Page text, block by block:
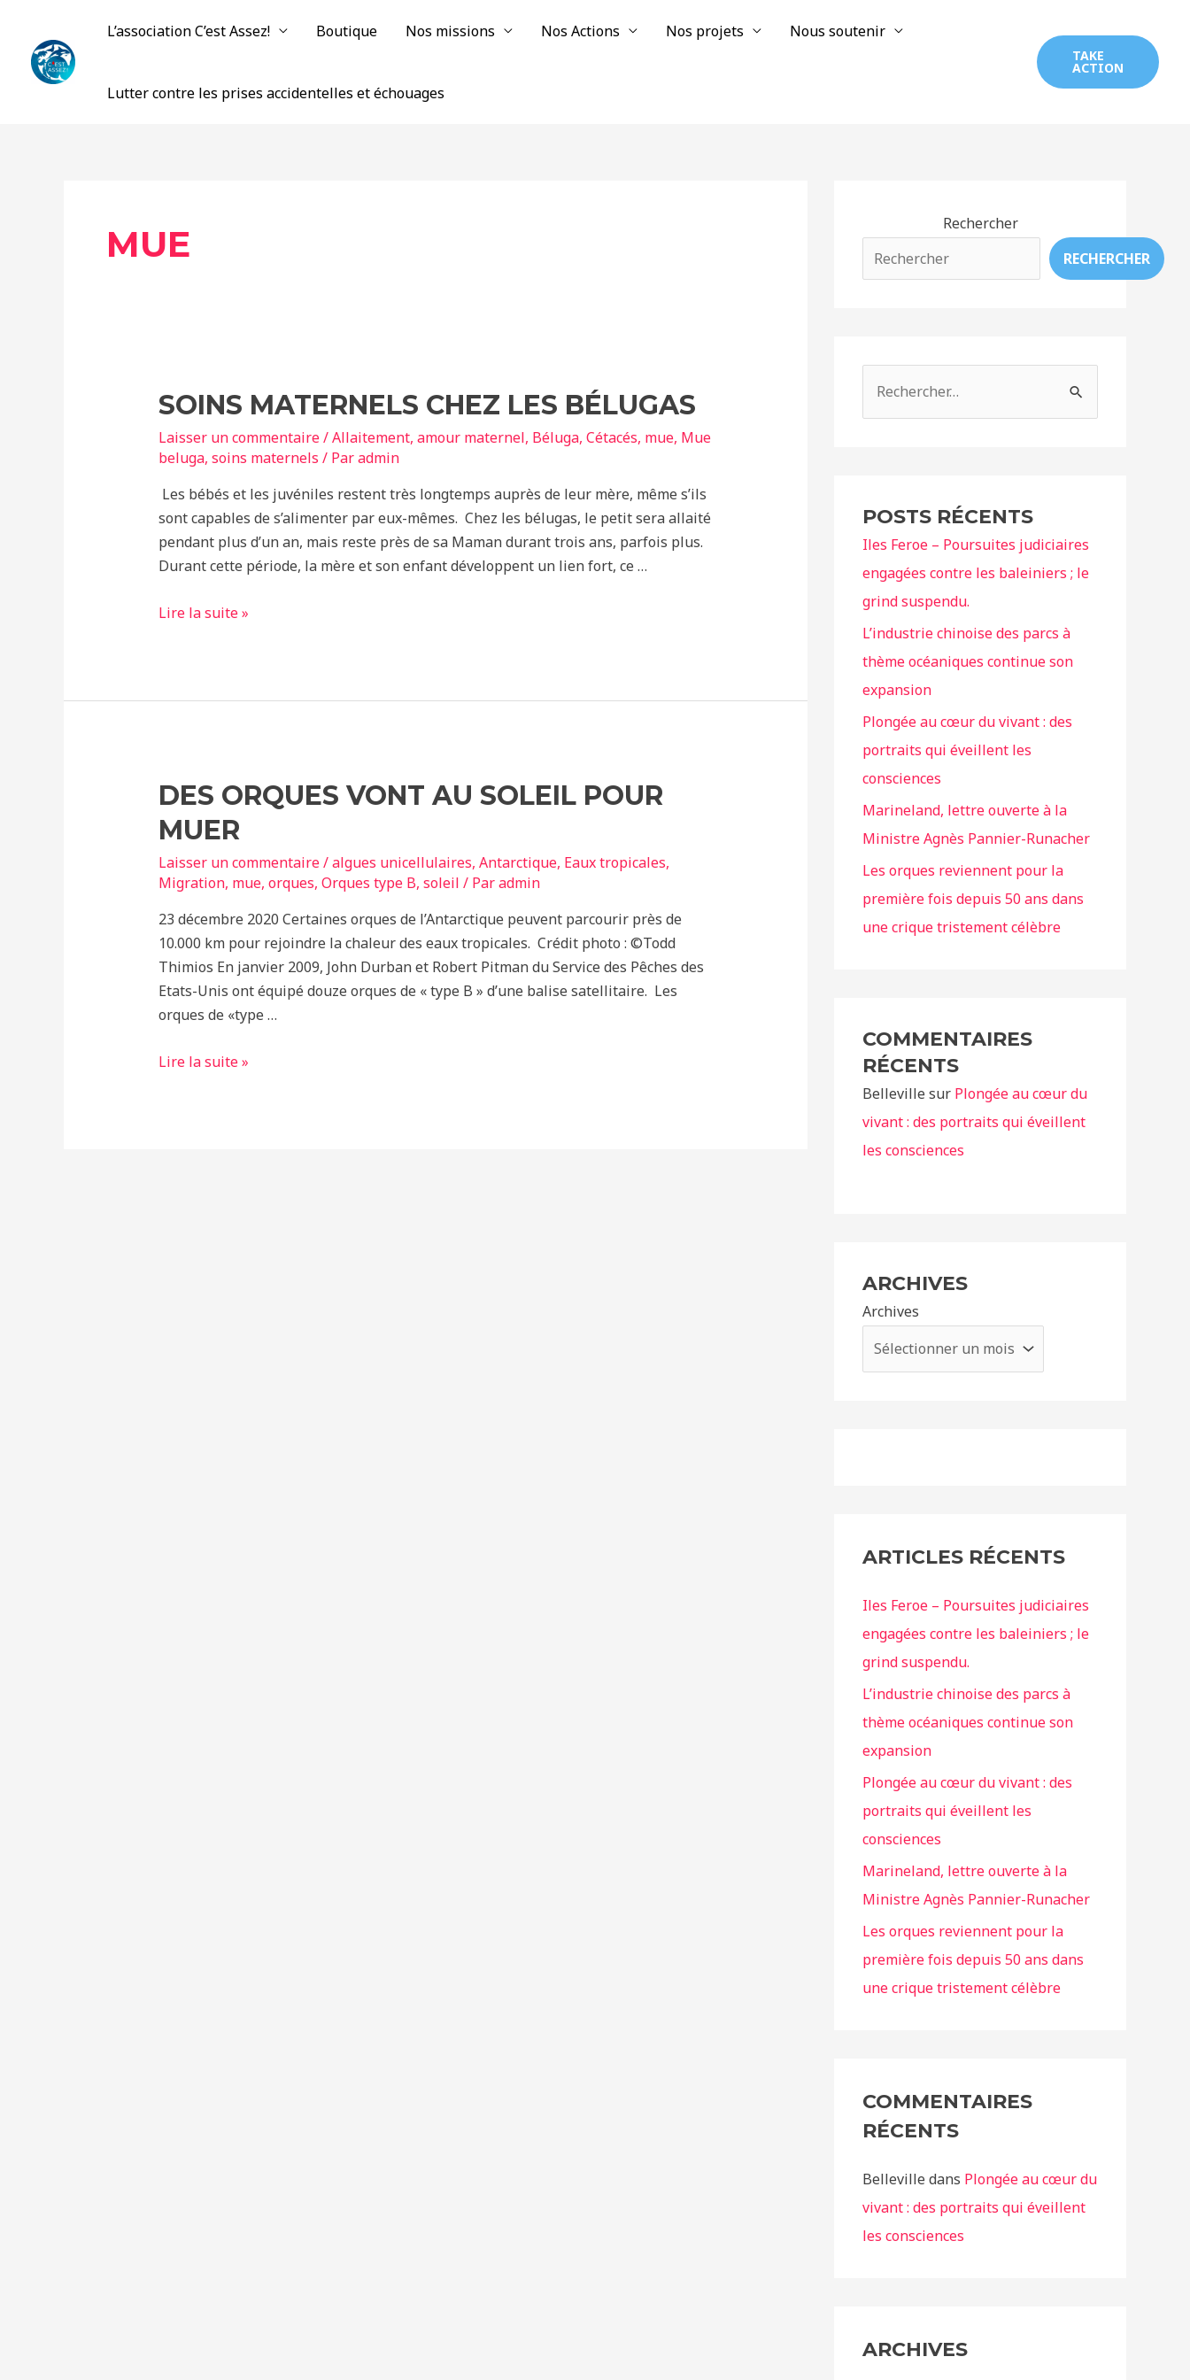
contenu
L’association C’est Assez! Boutique Nos missions Nos Actions Nos projets Nous soutenir
Lutter contre les prises accidentelles et échouages
TAKE
ACTION
MUE
SOINS MATERNELS CHEZ LES BÉLUGAS
Laisser un commentaire/Allaitement, amour maternel, Béluga, Cétacés, mue, Mue
beluga, soins maternels / Paradmin
Les bébés et les juvéniles restent très longtemps auprès de leur mère, même s’ils
sont capables de s’alimenter par eux-mêmes. Chez les bélugas, le petit sera allaité
pendant plus d’un an, mais reste près de sa Maman durant trois ans, parfois plus.
Durant cette période, la mère et son enfant développent un lien fort, ce …
Soins
bélugas
Lire la suite »
DES ORQUES VONT AU SOLEIL POUR
MUER
Laisser un commentaire/algues unicellulaires, Antarctique, Eaux tropicales,
Migration, mue, orques, Orques type B, soleil / Paradmin
23 décembre 2020 Certaines orques de l’Antarctique peuvent parcourir près de
10.000 km pour rejoindre la chaleur des eaux tropicales. Crédit photo : ©Todd
Thimios En janvier 2009, John Durban et Robert Pitman du Service des Pêches des
Etats-Unis ont équipé douze orques de « type B » d’une balise satellitaire. Les
orques de «type …
Des
Lire la suite »
Rechercher
RECHERCHER
r
c
h
e
r
:
POSTS RÉCENTS
Iles Feroe – Poursuites judiciaires
engagées contre les baleiniers ; le
grind suspendu.
L’industrie chinoise des parcs à
thème océaniques continue son
expansion
Plongée au cœur du vivant : des
portraits qui éveillent les
consciences
Marineland, lettre ouverte à la
Ministre Agnès Pannier-Runacher
Les orques reviennent pour la
première fois depuis 50 ans dans
une crique tristement célèbre
COMMENTAIRES
RÉCENTS
Belleville sur Plongée au cœur du
vivant : des portraits qui éveillent
les consciences
ARCHIVES
Archives
ARTICLES RÉCENTS
Iles Feroe – Poursuites judiciaires
engagées contre les baleiniers ; le
grind suspendu.
L’industrie chinoise des parcs à
thème océaniques continue son
expansion
Plongée au cœur du vivant : des
portraits qui éveillent les
consciences
Marineland, lettre ouverte à la
Ministre Agnès Pannier-Runacher
Les orques reviennent pour la
première fois depuis 50 ans dans
une crique tristement célèbre
COMMENTAIRES
RÉCENTS
Belleville dans Plongée au cœur du
vivant : des portraits qui éveillent
les consciences
ARCHIVES